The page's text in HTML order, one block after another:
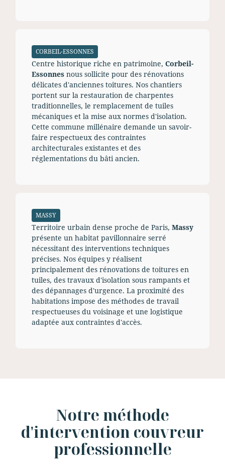
CORBEIL-ESSONNES
Centre historique riche en patrimoine, Corbeil-
Essonnes nous sollicite pour des rénovations
délicates d'anciennes toitures. Nos chantiers
portent sur la restauration de charpentes
traditionnelles, le remplacement de tuiles
mécaniques et la mise aux normes d'isolation.
Cette commune millénaire demande un savoir-
faire respectueux des contraintes
architecturales existantes et des
réglementations du bâti ancien.
MASSY
Territoire urbain dense proche de Paris, Massy
présente un habitat pavillonnaire serré
nécessitant des interventions techniques
précises. Nos équipes y réalisent
principalement des rénovations de toitures en
tuiles, des travaux d'isolation sous rampants et
des dépannages d'urgence. La proximité des
habitations impose des méthodes de travail
respectueuses du voisinage et une logistique
adaptée aux contraintes d'accès.
Notre méthode
d'intervention couvreur
professionnelle